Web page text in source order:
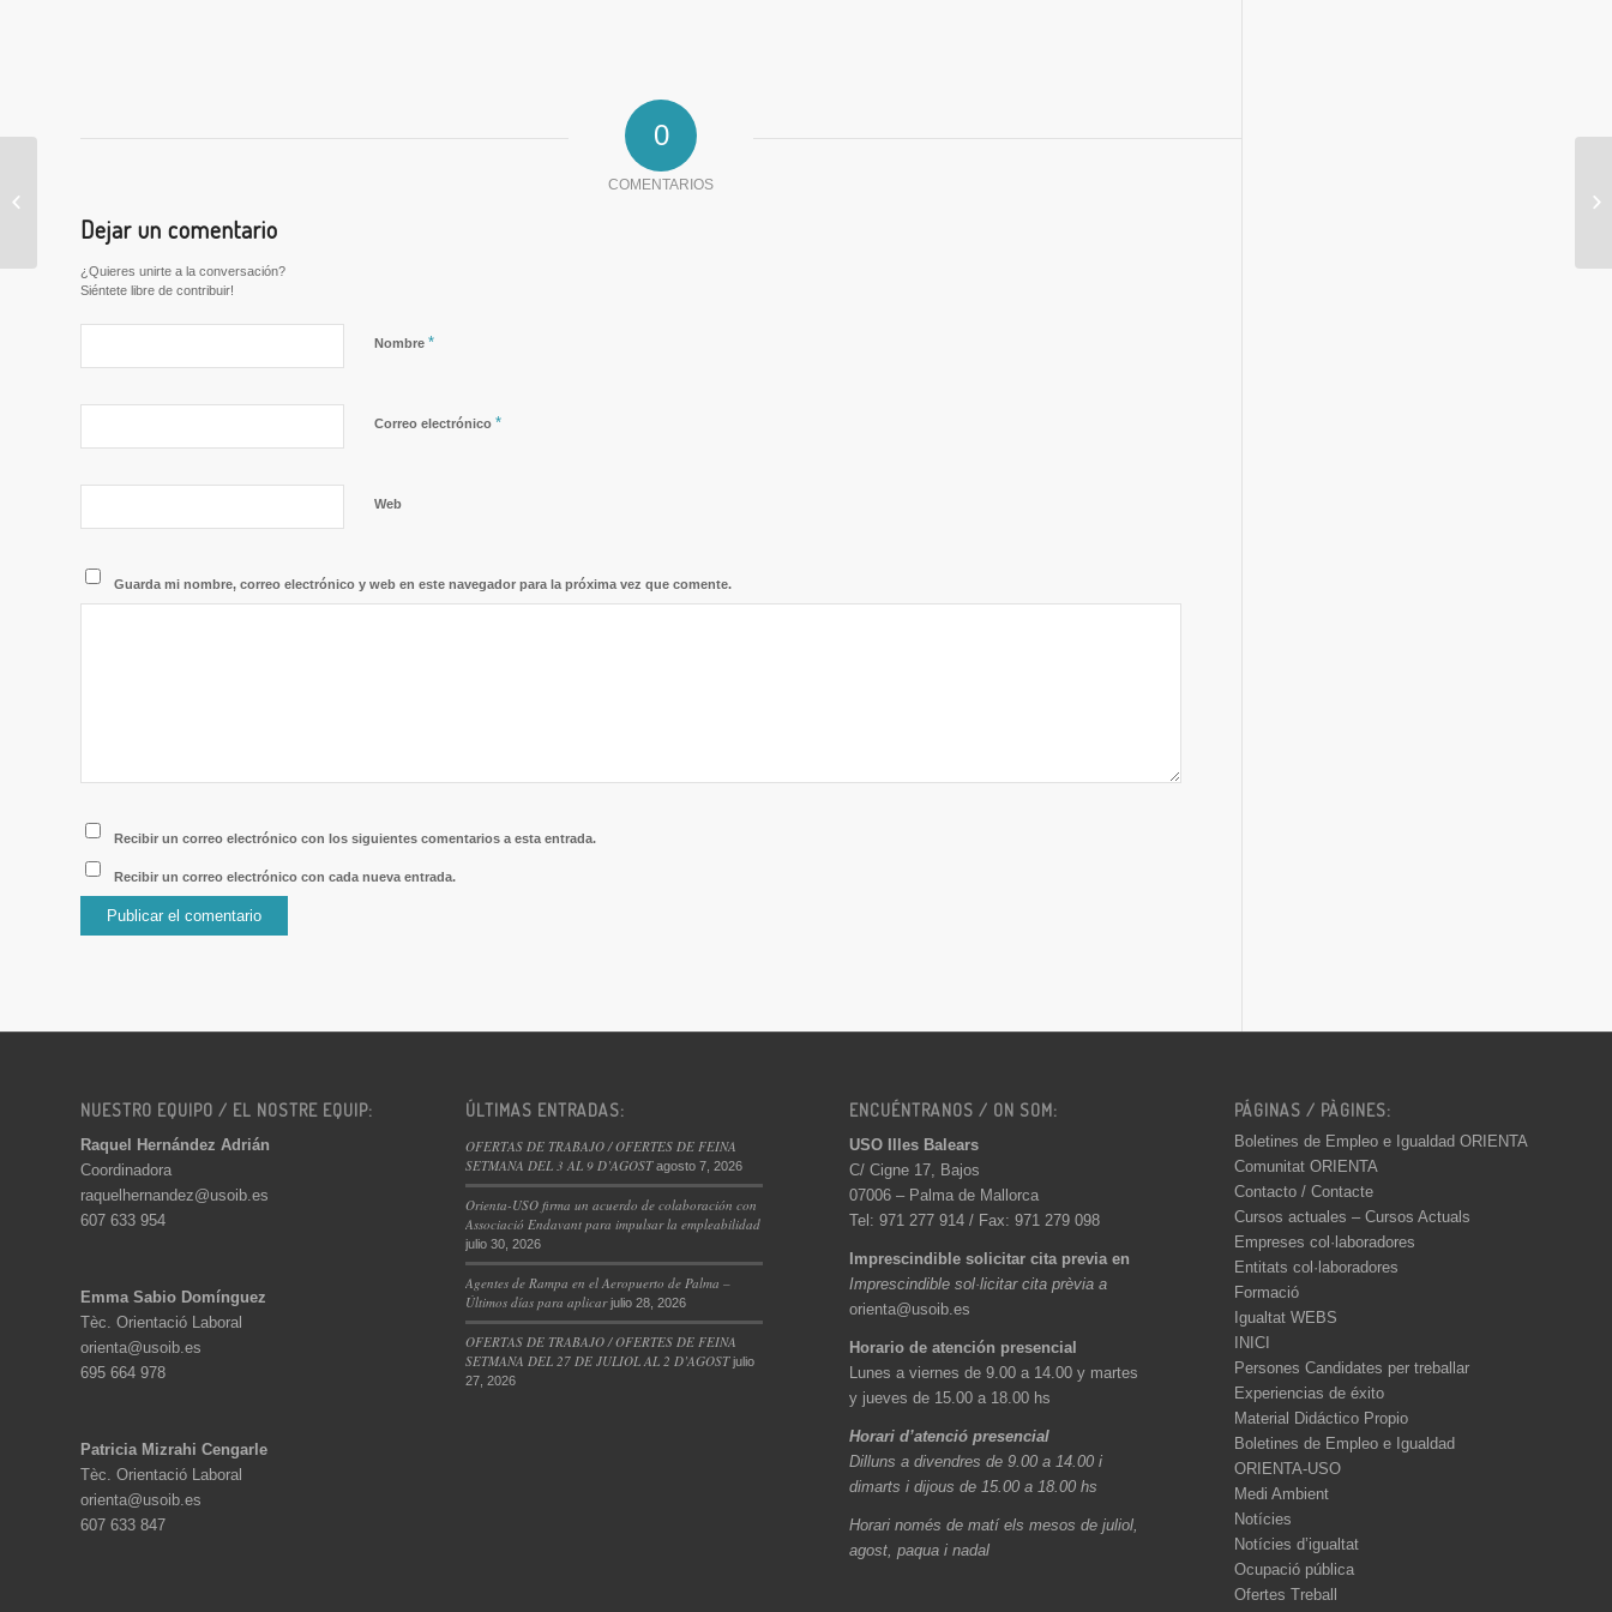
0
COMENTARIOS
Dejar un comentario
¿Quieres unirte a la conversación?
Siéntete libre de contribuir!
Nombre *
Correo electrónico *
Web
Guarda mi nombre, correo electrónico y web en este navegador para la próxima vez que comente.
Recibir un correo electrónico con los siguientes comentarios a esta entrada.
Recibir un correo electrónico con cada nueva entrada.
NUESTRO EQUIPO / EL NOSTRE EQUIP:
Raquel Hernández Adrián
Coordinadora
raquelhernandez@usoib.es
607 633 954
Emma Sabio Domínguez
Tèc. Orientació Laboral
orienta@usoib.es
695 664 978
Patricia Mizrahi Cengarle
Tèc. Orientació Laboral
orienta@usoib.es
607 633 847
ÚLTIMAS ENTRADAS:
OFERTAS DE TRABAJO / OFERTES DE FEINA
SETMANA DEL 3 AL 9 D’AGOST agosto 7, 2026
Orienta-USO firma un acuerdo de colaboración con
Associació Endavant para impulsar la empleabilidad
julio 30, 2026
Agentes de Rampa en el Aeropuerto de Palma –
Últimos días para aplicar julio 28, 2026
OFERTAS DE TRABAJO / OFERTES DE FEINA
SETMANA DEL 27 DE JULIOL AL 2 D’AGOST julio
27, 2026
ENCUÉNTRANOS / ON SOM:
USO Illes Balears
C/ Cigne 17, Bajos
07006 – Palma de Mallorca
Tel: 971 277 914 / Fax: 971 279 098
Imprescindible solicitar cita previa en
Imprescindible sol·licitar cita prèvia a
orienta@usoib.es
Horario de atención presencial
Lunes a viernes de 9.00 a 14.00 y martes
y jueves de 15.00 a 18.00 hs
Horari d’atenció presencial
Dilluns a divendres de 9.00 a 14.00 i
dimarts i dijous de 15.00 a 18.00 hs
Horari només de matí els mesos de juliol,
agost, paqua i nadal
PÁGINAS / PÀGINES:
Boletines de Empleo e Igualdad ORIENTA
Comunitat ORIENTA
Contacto / Contacte
Cursos actuales – Cursos Actuals
Empreses col·laboradores
Entitats col·laboradores
Formació
Igualtat WEBS
INICI
Persones Candidates per treballar
Experiencias de éxito
Material Didáctico Propio
Boletines de Empleo e Igualdad
ORIENTA-USO
Medi Ambient
Notícies
Notícies d’igualtat
Ocupació pública
Ofertes Treball